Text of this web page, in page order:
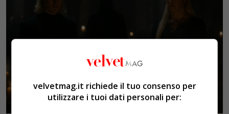
velvetmag.it richiede il tuo consenso per
utilizzare i tuoi dati personali per: